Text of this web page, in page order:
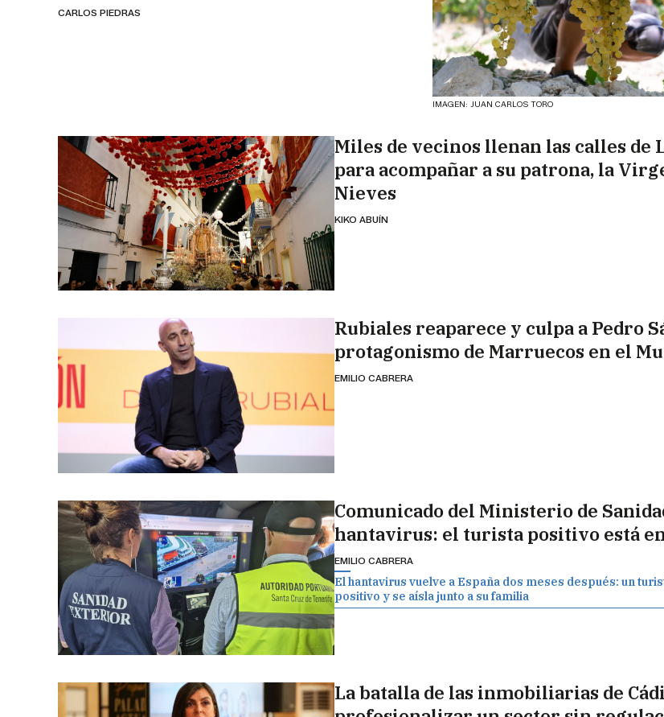
IMAGEN: JUAN CARLOS TORO
CARLOS PIEDRAS
Miles de vecinos llenan las calles de
para acompañar a su patrona, la
Nieves
KIKO ABUÍN
Rubiales reaparece y culpa a Pedro
protagonismo de Marruecos en el
EMILIO CABRERA
Comunicado del Ministerio de
hantavirus: el turista positivo está
EMILIO CABRERA
El hantavirus vuelve a España dos meses después: un
positivo y se aísla junto a su familia
La batalla de las inmobiliarias de